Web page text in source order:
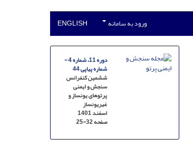
ورود به سامانه ENGLISH
دوره 11، شماره 4 -
شماره پیاپی 44
ششمین کنفرانس
سنجش و ایمنی
پرتوهای یونساز و
غیریونساز
اسفند 1401
صفحه25-32